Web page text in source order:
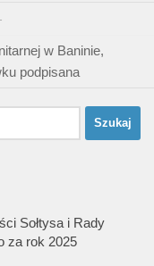
w Baninie,
podpisana
Sołtysa i Rady
za rok 2025